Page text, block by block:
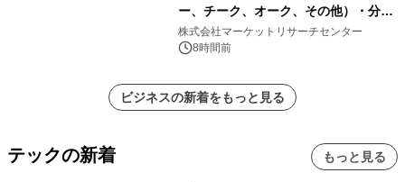
ー、チーク、オーク、その他）・分析
レポートを発表
株式会社マーケットリサーチセンター
8時間前
ビジネスの新着をもっと見る
テックの新着 もっと見る